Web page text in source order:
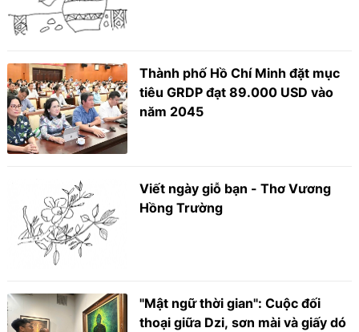
Thành phố Hồ Chí Minh đặt mục
tiêu GRDP đạt 89.000 USD vào
năm 2045
Viết ngày giỗ bạn - Thơ Vương
Hồng Trường
"Mật ngữ thời gian": Cuộc đối
thoại giữa Dzi, sơn mài và giấy dó